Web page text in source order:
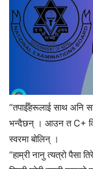
“तपाईँहरूलाई साथ अनि
भन्दैछन् । आउन त C+ कि
स्वरमा बोलिन् ।
“हाम्री नानु त्यत्रो पैसा